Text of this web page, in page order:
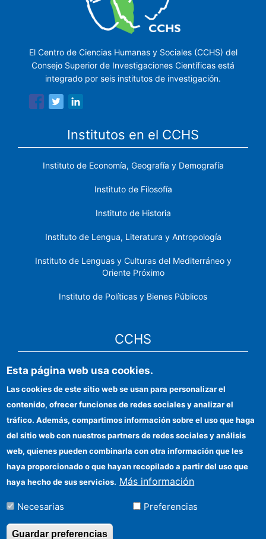
El Centro de Ciencias Humanas y Sociales (CCHS) del
Consejo Superior de Investigaciones Científicas está
integrado por seis institutos de investigación.
Institutos en el CCHS
Instituto de Economía, Geografía y Demografía
Instituto de Filosofía
Instituto de Historia
Instituto de Lengua, Literatura y Antropología
Instituto de Lenguas y Culturas del Mediterráneo y
Oriente Próximo
Instituto de Políticas y Bienes Públicos
CCHS
Sede electrónica CSIC
Identidad institucional
Información para proveedores
Ayudas FEDER
Organismos financiadores
Contacto
Cómo llegar
Esta página web usa cookies.
Las cookies de este sitio web se usan para personalizar el
contenido, ofrecer funciones de redes sociales y analizar el
tráfico. Además, compartimos información sobre el uso que haga
del sitio web con nuestros partners de redes sociales y análisis
web, quienes pueden combinarla con otra información que les
haya proporcionado o que hayan recopilado a partir del uso que
haya hecho de sus servicios. Más información
Necesarias Preferencias
Guardar preferencias